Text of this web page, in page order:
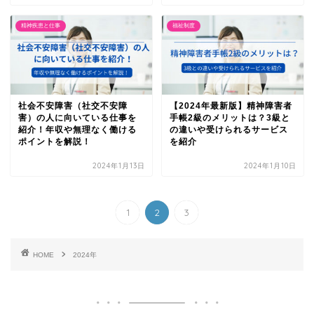
精神疾患と仕事
社会不安障害（社交不安障
害）の人に向いている仕事を
紹介！年収や無理なく働ける
ポイントを解説！
2024年1月13日
福祉制度
【2024年最新版】精神障害者
手帳2級のメリットは？3級と
の違いや受けられるサービス
を紹介
2024年1月10日
1 2 3
HOME 2024年